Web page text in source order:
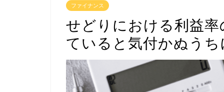
ファイナンス
せどりにおける利益率
ていると気付かぬうち